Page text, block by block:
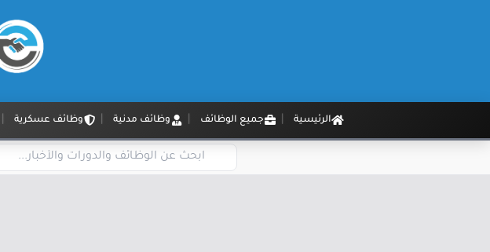
الرئيسية جميع الوظائف وظائف مدنية وظائف عسكرية